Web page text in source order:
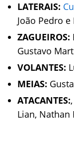
LATERAIS:
João Pedro
ZAGUEIROS:
Gustavo
VOLANTES:
MEIAS:
ATACANTES:
Lian, Nathan